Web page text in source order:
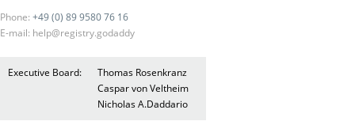
Phone: +49 (0) 89 9580 76 16
E-mail: help@registry.godaddy
Executive Board:
Thomas Rosenkranz
Caspar von Veltheim
Nicholas A.Daddario